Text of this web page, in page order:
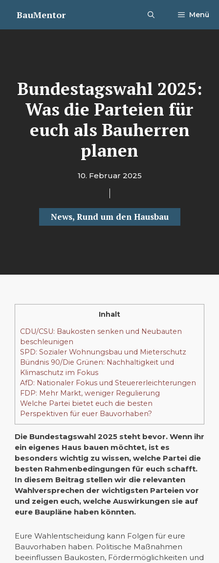
InhaltBauMentor Menü
Bundestagswahl 2025:
Was die Parteien für
euch als Bauherren
planen
10. Februar 2025
News, Rund um den Hausbau
Inhalt
CDU/CSU: Baukosten senken und Neubauten
beschleunigen
SPD: Sozialer Wohnungsbau und Mieterschutz
Bündnis 90/Die Grünen: Nachhaltigkeit und
Klimaschutz im Fokus
AfD: Nationaler Fokus und Steuererleichterungen
FDP: Mehr Markt, weniger Regulierung
Welche Partei bietet euch die besten
Perspektiven für euer Bauvorhaben?
Die Bundestagswahl 2025 steht bevor. Wenn ihr
ein eigenes Haus bauen möchtet, ist es
besonders wichtig zu wissen, welche Partei die
besten Rahmenbedingungen für euch schafft.
In diesem Beitrag stellen wir die relevanten
Wahlversprechen der wichtigsten Parteien vor
und zeigen euch, welche Auswirkungen sie auf
eure Baupläne haben könnten.
Eure Wahlentscheidung kann Folgen für eure
Bauvorhaben haben. Politische Maßnahmen
beeinflussen Baukosten, Fördermöglichkeiten und